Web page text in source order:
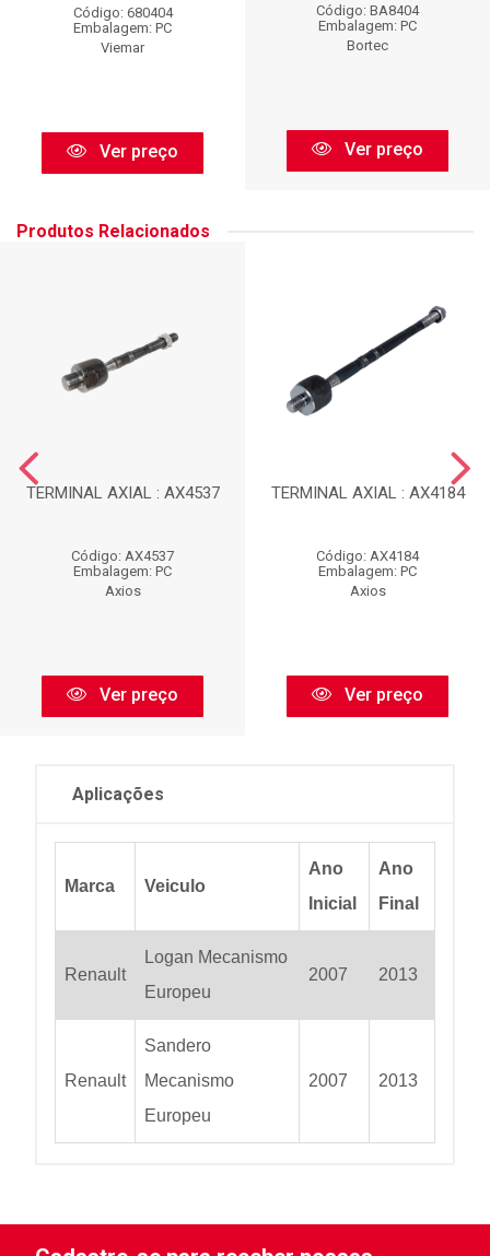
Código: 680404
Embalagem: PC
Viemar
Ver preço
Código: BA8404
Embalagem: PC
Bortec
Ver preço
Produtos Relacionados
TERMINAL AXIAL : AX4537
Código: AX4537
Embalagem: PC
Axios
Ver preço
TERMINAL AXIAL : AX4184
Código: AX4184
Embalagem: PC
Axios
Ver preço
Aplicações
Marca Veiculo
Ano
Inicial
Ano
Final
Renault
Logan Mecanismo
Europeu
2007 2013
Renault
Sandero
Mecanismo
Europeu
2007 2013